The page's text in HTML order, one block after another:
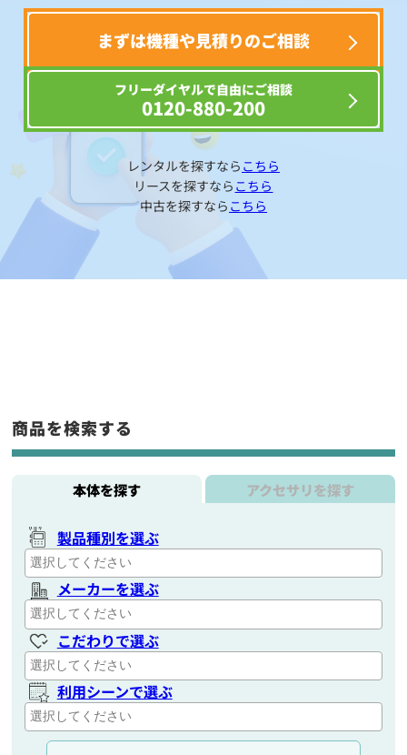
まずは機種や見積りのご相談
フリーダイヤルで自由にご相談
0120-880-200
レンタルを探すなら こちら
リースを探すなら こちら
中古を探すなら こちら
商品を検索する
本体を探す アクセサリを探す
製品種別を選ぶ
メーカーを選ぶ
こだわりで選ぶ
利用シーンで選ぶ
通信距離を選ぶ